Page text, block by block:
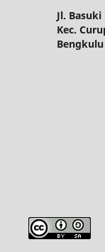
Jl.
Kec.